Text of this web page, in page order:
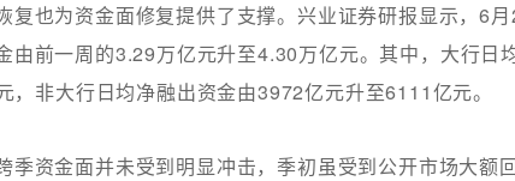
复也为资金面修复提供了支撑。兴业证券研报显示，6
由前一周的3.29万亿元升至4.30万亿元。其中，大行日
，非大行日均净融出资金由3972亿元升至6111亿元。
季资金面并未受到明显冲击，季初虽受到公开市场大额